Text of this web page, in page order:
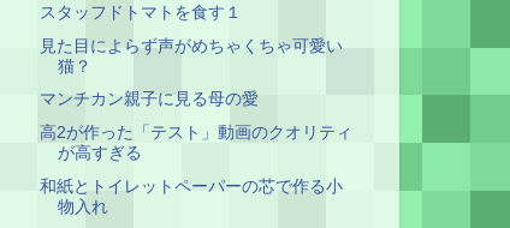
スタッフドトマトを食す１
見た目によらず声がめちゃくちゃ可愛い
猫？
マンチカン親子に見る母の愛
高2が作った「テスト」動画のクオリティ
が高すぎる
和紙とトイレットペーパーの芯で作る小
物入れ